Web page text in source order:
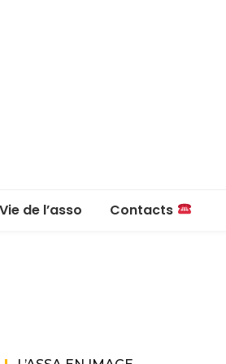
Vie de l’asso
Questions fréquentes
Contacts